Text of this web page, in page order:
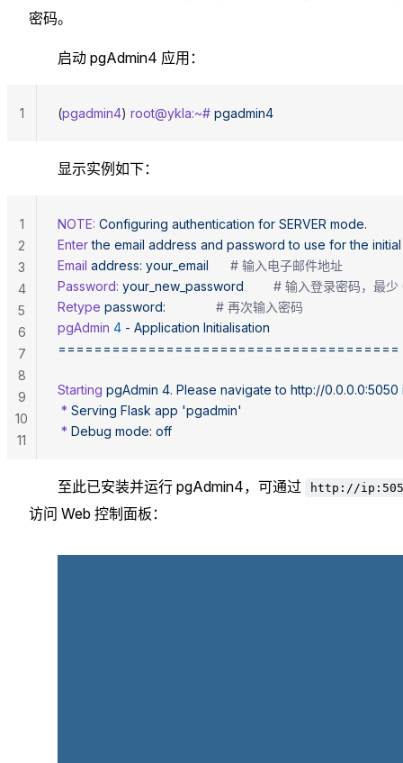
密码。
启动 pgAdmin4 应用：
(pgadmin4) root@ykla:~# pgadmin4
1
显示实例如下：
NOTE: Configuring authentication for SERVER mode.
Enter the email address and password to use for the initial
Email address: your_email
		# 输入电子邮件地址
Password: your_new_password
# 输入登录密码，最
Retype password:
				# 再次输入密码
pgAdmin 4 - Application Initialisation
======================================
Starting pgAdmin 4. Please navigate to http://0.0.0.0:5050
* Serving Flask app 'pgadmin'
* Debug mode: off
1
2
3
4
5
6
7
8
9
10
11
至此已安装并运行 pgAdmin4，可通过 http://
访问 Web 控制面板：